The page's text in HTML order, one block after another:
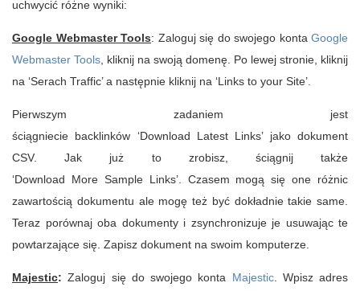
uchwycić różne wyniki:
Google Webmaster Tools: Zaloguj się do swojego konta Google
Webmaster Tools , kliknij na swoją domenę. Po lewej stronie, kliknij
na ‘Serach Traffic’ a następnie kliknij na ‘Links to your Site’.
Pierwszym zadaniem jest
ściągniecie backlinków ‘Download Latest Links’ jako dokument
CSV. Jak już to zrobisz, ściągnij także
‘Download More Sample Links’. Czasem mogą się one różnic
zawartością dokumentu ale mogę też być dokładnie takie same.
Teraz porównaj oba dokumenty i zsynchronizuje je usuwając te
powtarzające się. Zapisz dokument na swoim komputerze.
Majestic: Zaloguj się do swojego konta Majestic. Wpisz adres